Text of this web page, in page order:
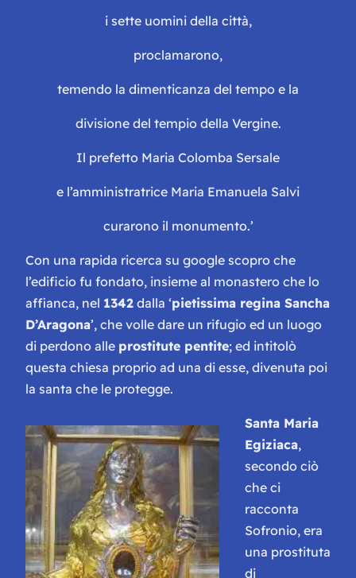
i sette uomini della città,
proclamarono,
temendo la dimenticanza del tempo e la
divisione del tempio della Vergine.
Il prefetto Maria Colomba Sersale
e l’amministratrice Maria Emanuela Salvi
curarono il monumento.’
Con una rapida ricerca su google scopro che
l’edificio fu fondato, insieme al monastero che lo
affianca, nel 1342 dalla ‘pietissima regina Sancha
D’Aragona’, che volle dare un rifugio ed un luogo
di perdono alle prostitute pentite; ed intitolò
questa chiesa proprio ad una di esse, divenuta poi
la santa che le protegge.
Santa Maria
Egiziaca,
secondo ciò
che ci
racconta
Sofronio, era
una prostituta
di